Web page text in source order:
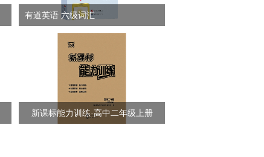
有道英语 六级词汇
新课标能力训练·高中二年级上册